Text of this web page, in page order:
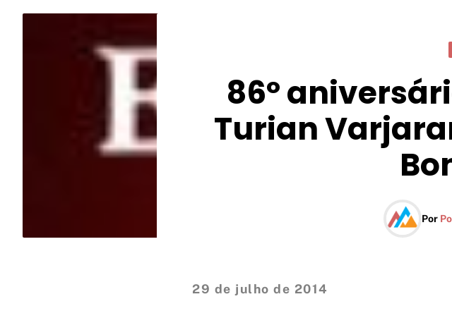
86º
Turian
Por
29 de julho de 2014